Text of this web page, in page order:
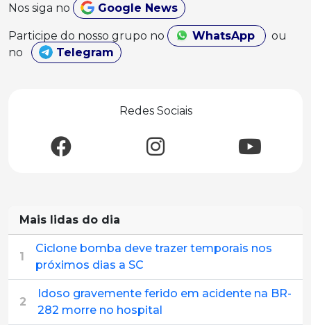
Nos siga no Google News
Participe do nosso grupo no WhatsApp
ou
no
Telegram
Redes Sociais
Mais lidas do dia
1
Ciclone bomba deve trazer temporais nos
próximos dias a SC
2
Idoso gravemente ferido em acidente na BR-
282 morre no hospital